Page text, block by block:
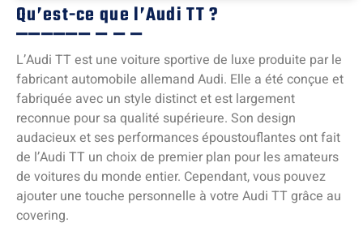
Qu’est-ce que l’Audi TT ?
L’Audi TT est une voiture sportive de luxe produite par le
fabricant automobile allemand Audi. Elle a été conçue et
fabriquée avec un style distinct et est largement
reconnue pour sa qualité supérieure. Son design
audacieux et ses performances époustouflantes ont fait
de l’Audi TT un choix de premier plan pour les amateurs
de voitures du monde entier. Cependant, vous pouvez
ajouter une touche personnelle à votre Audi TT grâce au
covering.